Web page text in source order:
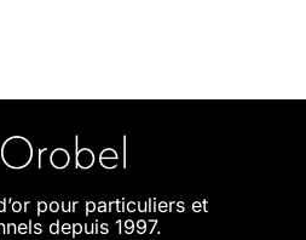
pour particuliers et
depuis 1997.